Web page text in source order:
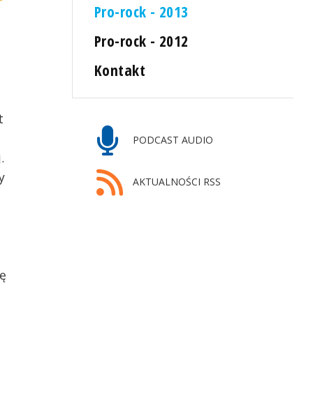
Pro-rock - 2013
Pro-rock - 2012
Kontakt
PODCAST AUDIO
AKTUALNOŚCI RSS